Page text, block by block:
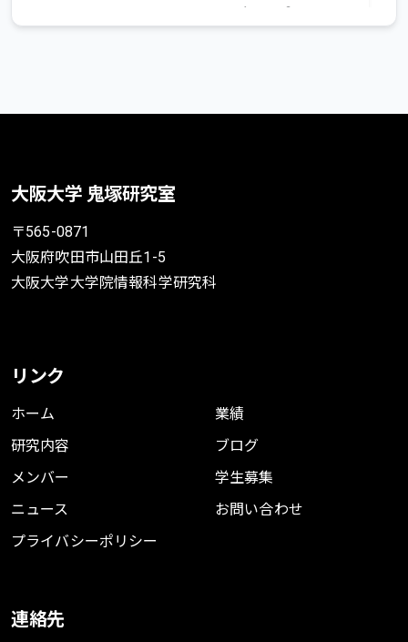
Language Representations for
BibTeX
大阪大学 鬼塚研究室
〒565-0871
大阪府吹田市山田丘1-5
大阪大学大学院情報科学研究科
リンク
ホーム
研究内容
メンバー
ニュース
プライバシーポリシー
業績
ブログ
学生募集
お問い合わせ
連絡先